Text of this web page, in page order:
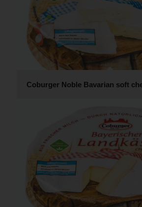
Coburger Noble Bavarian soft